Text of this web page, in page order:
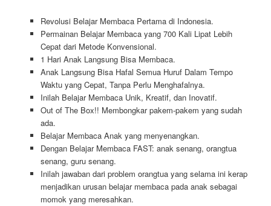
Revolusi Belajar Membaca Pertama di Indonesia.
Permainan Belajar Membaca yang 700 Kali Lipat Lebih
Cepat dari Metode Konvensional.
1 Hari Anak Langsung Bisa Membaca.
Anak Langsung Bisa Hafal Semua Huruf Dalam Tempo
Waktu yang Cepat, Tanpa Perlu Menghafalnya.
Inilah Belajar Membaca Unik, Kreatif, dan Inovatif.
Out of The Box!! Membongkar pakem-pakem yang sudah
ada.
Belajar Membaca Anak yang menyenangkan.
Dengan Belajar Membaca FAST: anak senang, orangtua
senang, guru senang.
Inilah jawaban dari problem orangtua yang selama ini kerap
menjadikan urusan belajar membaca pada anak sebagai
momok yang meresahkan.